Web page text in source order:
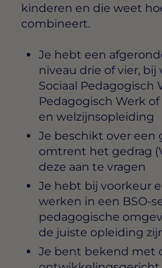
kinderen en die weet
combineert.
Je hebt een
niveau drie of vier,
Sociaal Pedagogisch
Pedagogisch Werk
en welzijnsopleiding
Je beschikt over een
omtrent het gedrag
deze aan te vragen
Je hebt bij voorkeur
werken in een BSO-
pedagogische
de juiste opleiding
Je bent bekend met